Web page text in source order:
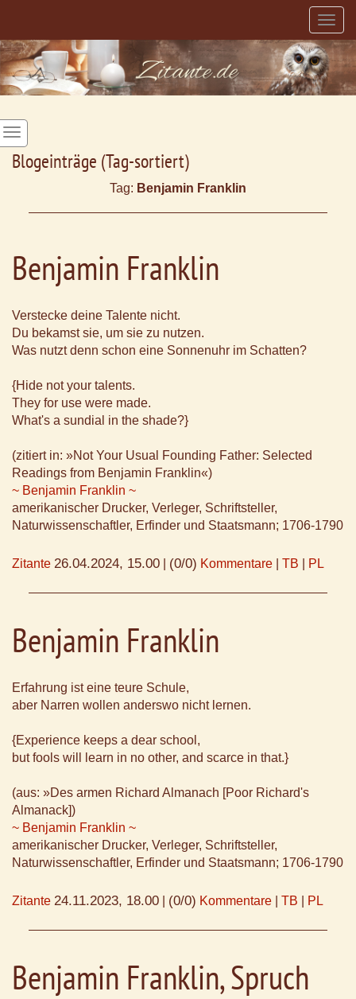
Blogeinträge (Tag-sortiert)
Tag: Benjamin Franklin
Benjamin Franklin
Verstecke deine Talente nicht.
Du bekamst sie, um sie zu nutzen.
Was nutzt denn schon eine Sonnenuhr im Schatten?
{Hide not your talents.
They for use were made.
What's a sundial in the shade?}
(zitiert in: »Not Your Usual Founding Father: Selected
Readings from Benjamin Franklin«)
~ Benjamin Franklin ~
amerikanischer Drucker, Verleger, Schriftsteller,
Naturwissenschaftler, Erfinder und Staatsmann; 1706-1790
Zitante 26.04.2024, 15.00 (0/0) Kommentare TB PL
Benjamin Franklin
Erfahrung ist eine teure Schule,
aber Narren wollen anderswo nicht lernen.
{Experience keeps a dear school,
but fools will learn in no other, and scarce in that.}
(aus: »Des armen Richard Almanach [Poor Richard's
Almanack])
~ Benjamin Franklin ~
amerikanischer Drucker, Verleger, Schriftsteller,
Naturwissenschaftler, Erfinder und Staatsmann; 1706-1790
Zitante 24.11.2023, 18.00 (0/0) Kommentare TB PL
Benjamin Franklin, Spruch